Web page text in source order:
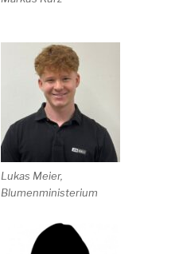
Lukas Meier,
Blumenministerium